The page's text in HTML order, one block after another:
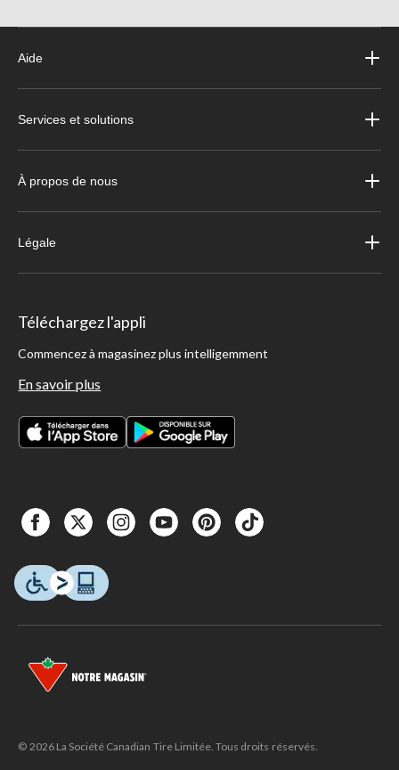
Aide
Services et solutions
À propos de nous
Légale
Téléchargez l'appli
Commencez à magasinez plus intelligemment
En savoir plus
© 2026 La Société Canadian Tire Limitée. Tous droits réservés.